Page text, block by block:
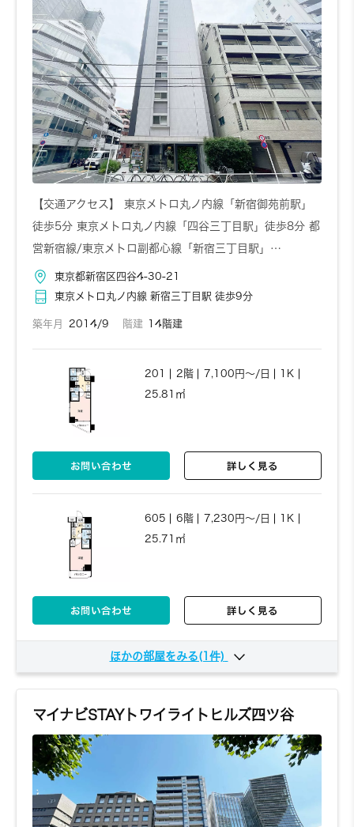
【交通アクセス】 東京メトロ丸ノ内線「新宿御苑前駅」
徒歩5分 東京メトロ丸ノ内線「四谷三丁目駅」徒歩8分 都
営新宿線/東京メトロ副都心線「新宿三丁目駅」…
東京都新宿区四谷4-30-21
東京メトロ丸ノ内線 新宿三丁目駅 徒歩9分
築年月 2014/9 階建 14階建
201 2階 7,100円～/日
1K
25.81㎡
お問い合わせ 詳しく見る
605 6階 7,230円～/日
1K
25.71㎡
お問い合わせ 詳しく見る
ほかの部屋をみる(1件)
お問い合わせ
マイナビSTAYトワイライトヒルズ四ツ谷